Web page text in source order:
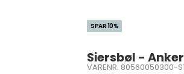
SPAR 10%
Siersbøl -
VARENR. 80560050300-